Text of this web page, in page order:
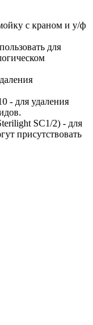
с краном и у/ф
для
- для удаления
SC1/2) - для
присутствовать